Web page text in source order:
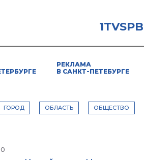
РЕКЛАМА
В САНКТ-ПЕТЕБУРГЕ
ГОРОД ОБЛАСТЬ ОБЩЕСТВО